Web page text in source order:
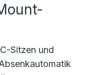
Sitzen und